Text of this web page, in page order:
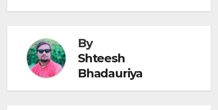
By
Shteesh
Bhadauriya